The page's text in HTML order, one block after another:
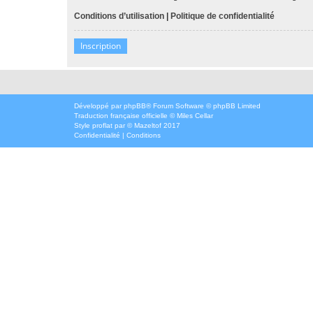
Conditions d’utilisation | Politique de confidentialité
Inscription
Développé par phpBB® Forum Software © phpBB Limited
Traduction française officielle ©Miles Cellar
Style proflat par ©Mazeltof 2017
Confidentialité | Conditions